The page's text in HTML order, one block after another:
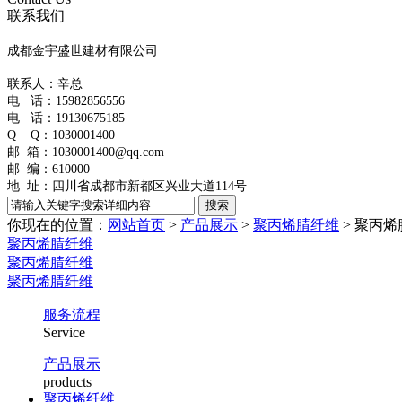
联系我们
成都金宇盛世建材有限公司
联系人：辛总
电 话： 15982856556
电 话：19130675185
Q Q：1030001400
邮 箱：1030001400@qq.com
邮 编：610000
地 址： 四川省成都市新都区兴业大道114号
你现在的位置： 网站首页 > 产品展示 > 聚丙烯腈纤维 > 聚丙烯
聚丙烯腈纤维
聚丙烯腈纤维
聚丙烯腈纤维
服务流程
Service
产品展示
products
聚丙烯纤维